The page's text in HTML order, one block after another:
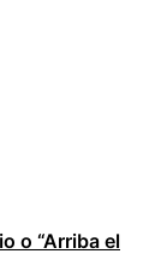
o “Arriba el